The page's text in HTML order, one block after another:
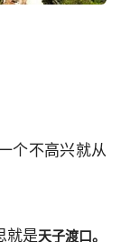
个不高兴就从
就是天子渡口。